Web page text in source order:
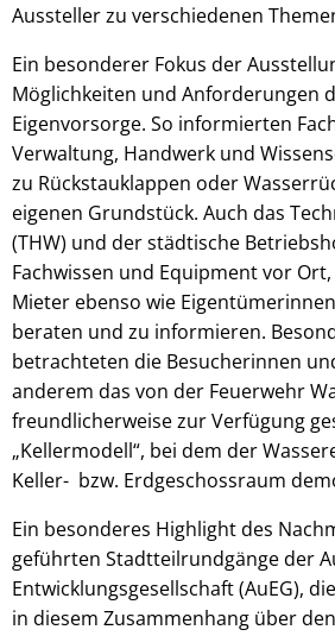
Aussteller zu verschiedenen
Ein besonderer Fokus der
Möglichkeiten und Anforderungen
Eigenvorsorge. So informierten
Verwaltung, Handwerk und
zu Rückstauklappen oder
eigenen Grundstück. Auch das
(THW) und der städtische
Fachwissen und Equipment vor
Mieter ebenso wie
beraten und zu informieren.
betrachteten die Besucherinnen
anderem das von der Feuerwehr
freundlicherweise zur Verfügung
„Kellermodell“, bei dem der
Keller- bzw. Erdgeschossraum
Ein besonderes Highlight des
geführten Stadtteilrundgänge der
Entwicklungsgesellschaft (AuEG),
in diesem Zusammenhang über